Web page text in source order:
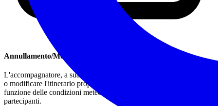
Annullamento/Modifiche
L'accompagnatore, a sua discrezione, si riserva il diritto di annullare
o modificare l'itinerario proposto per garantire la sicurezza, in
funzione delle condizioni meteo, del sentiero o degli stessi
partecipanti.